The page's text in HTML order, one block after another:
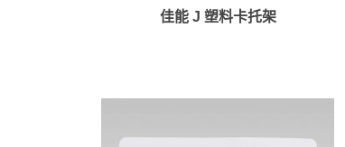
佳能 J 塑料卡托架